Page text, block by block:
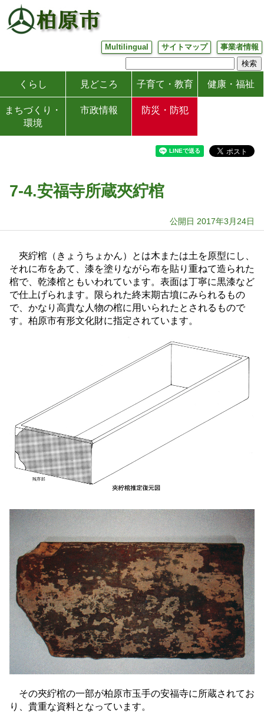
Multilingual サイトマップ 事業者情報
くらし 見どころ 子育て・教育 健康・福祉
まちづくり・
環境
市政情報 防災・防犯
7-4.安福寺所蔵夾紵棺
公開日 2017年3月24日
夾紵棺（きょうちょかん）とは木または土を原型にし、
それに布をあて、漆を塗りながら布を貼り重ねて造られた
棺で、乾漆棺ともいわれています。表面は丁寧に黒漆など
で仕上げられます。限られた終末期古墳にみられるもの
で、かなり高貴な人物の棺に用いられたとされるもので
す。柏原市有形文化財に指定されています。
その夾紵棺の一部が柏原市玉手の安福寺に所蔵されてお
り、貴重な資料となっています。